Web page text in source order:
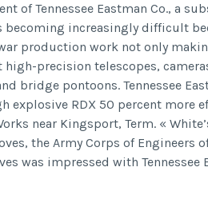
of Tennessee Eastman Co., a
becoming increasingly difficult
production work not only
precision telescopes,
bridge pontoons. Tennessee
explosive RDX 50 percent more
near Kingsport, Term. «
the Army Corps of Engineers
was impressed with Tennessee